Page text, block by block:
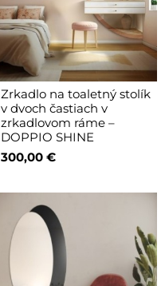
Zrkadlo na toaletný stolík
v dvoch častiach v
zrkadlovom ráme –
DOPPIO SHINE
300,00 €